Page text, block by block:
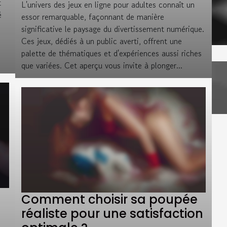
L'univers des jeux en ligne pour adultes connaît un
essor remarquable, façonnant de manière
significative le paysage du divertissement numérique.
Ces jeux, dédiés à un public averti, offrent une
palette de thématiques et d'expériences aussi riches
que variées. Cet aperçu vous invite à plonger...
Comment choisir sa poupée
réaliste pour une satisfaction